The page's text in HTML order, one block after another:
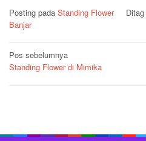
Posting pada Standing Flower Ditag
Banjar
Navigasi
pos
Pos sebelumnya
Standing Flower di Mimika